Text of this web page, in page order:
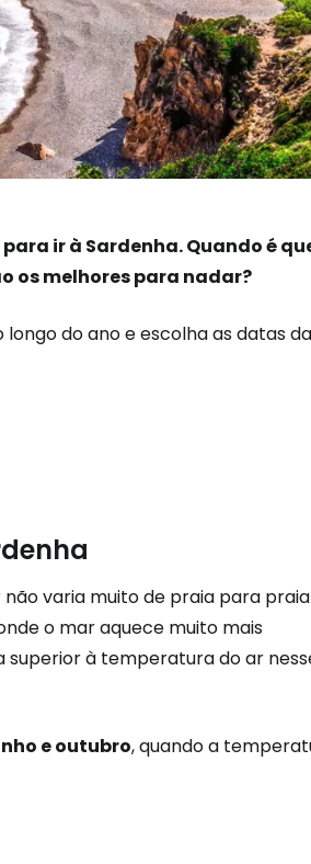
ir à Sardenha. Quando é
os melhores para nadar?
do ano e escolha as datas
varia muito de praia para
o mar aquece muito mais
à temperatura do ar
e outubro, quando a